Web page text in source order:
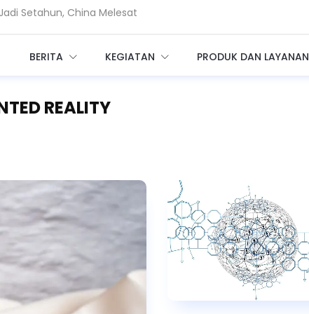
Access bagi Perusahaan
Enkripsi, Saatnya Beralih ke PQC
BERITA KEGIATAN PRODUK DAN LAYANAN
REALITY